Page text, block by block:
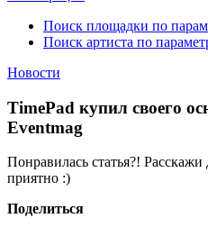
Поиск площадки по
Поиск артиста по
Новости
TimePad купил своего
Eventmag
Понравилась статья?!
приятно :)
Поделиться